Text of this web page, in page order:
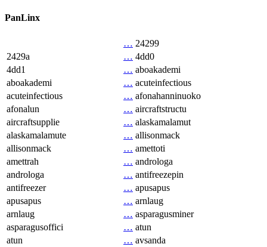
PanLinx
… 24299
2429a
… 4dd0
4dd1
… aboakademi
aboakademi
… acuteinfectious
acuteinfectious
… afonahanninuoko
afonalun
… aircraftstructu
aircraftsupplie
… alaskamalamut
alaskamalamute
… allisonmack
allisonmack
… amettoti
amettrah
… androloga
androloga
… antifreezepin
antifreezer
… apusapus
apusapus
… arnlaug
arnlaug
… asparagusminer
asparagusoffici
… atun
atun
… avsanda